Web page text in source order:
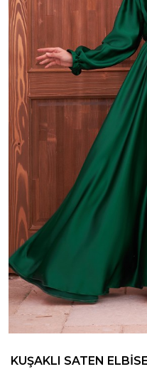
KUŞAKLI SATEN